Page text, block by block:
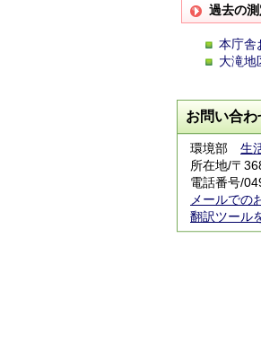
過去の
本庁舎
大滝地
お問い合わ
環境部 生
所在地/〒
電話番号/
メールでの
翻訳ツール